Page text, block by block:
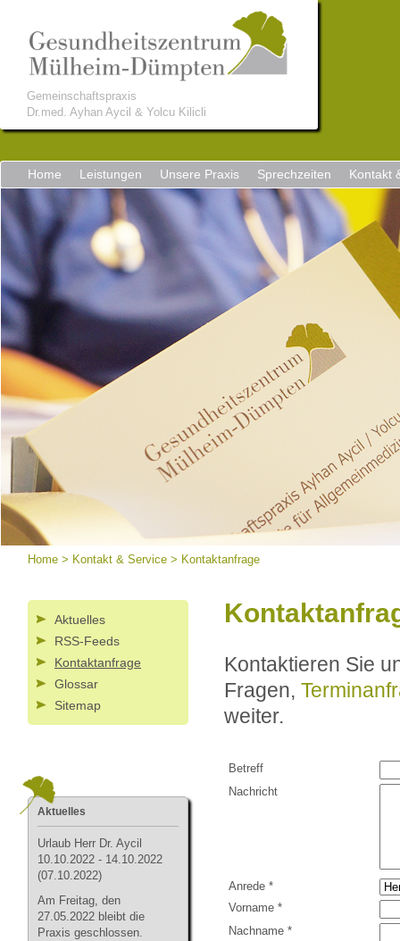
Gemeinschaftspraxis
Dr.med. Ayhan Aycil & Yolcu Kilicli
Home Leistungen Unsere Praxis Sprechzeiten Kontakt
Home > Kontakt & Service > Kontaktanfrage
Aktuelles
RSS-Feeds
Kontaktanfrage
Glossar
Sitemap
Aktuelles
Urlaub Herr Dr. Aycil
10.10.2022 - 14.10.2022
(07.10.2022)
Am Freitag, den
27.05.2022 bleibt die
Praxis geschlossen.
Kontaktieren Sie
Fragen,
weiter.
Betreff
Nachricht
Anrede *
Vorname *
Nachname *